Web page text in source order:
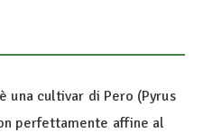
una cultivar di Pero (Pyrus
perfettamente affine al